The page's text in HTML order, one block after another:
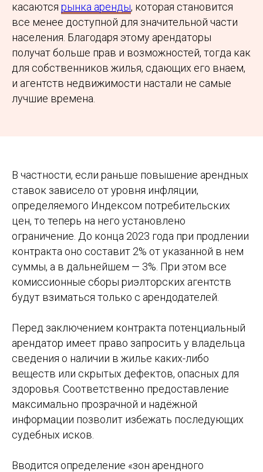
касаются рынка аренды, которая становится
все менее доступной для значительной части
населения. Благодаря этому арендаторы
получат больше прав и возможностей, тогда как
для собственников жилья, сдающих его внаем,
и агентств недвижимости настали не самые
лучшие времена.
В частности, если раньше повышение арендных
ставок зависело от уровня инфляции,
определяемого Индексом потребительских
цен, то теперь на него установлено
ограничение. До конца 2023 года при продлении
контракта оно составит 2% от указанной в нем
суммы, а в дальнейшем — 3%. При этом все
комиссионные сборы риэлторских агентств
будут взиматься только с арендодателей.
Перед заключением контракта потенциальный
арендатор имеет право запросить у владельца
сведения о наличии в жилье каких-либо
веществ или скрытых дефектов, опасных для
здоровья. Соответственно предоставление
максимально прозрачной и надёжной
информации позволит избежать последующих
судебных исков.
Вводится определение «зон арендного